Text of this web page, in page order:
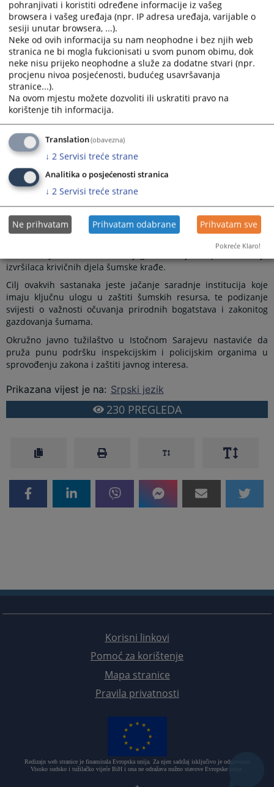
javnog tužilaštva u Istočnom Sarajevu, održali su sastanak
operativnog foruma sa Glavnim republičkim šumarskim
inspektorom, na kojem su prisustvovali predstavnici Policijskih
uprava Istočno Sarajevo, Zvornik i Foča, na temu “Unapređenje
međusobne saradnje u cilju povećanja efikasnosti rada
tužilašva i policijskih uprava na otkrivanju i procesuiranju
koruptivnih krivičnih djela, sa posebnim osvrtom na
zloupotrebe upravljanje i gazdovanje šumama i šumskim
zemljištem“.
Na sastanku su razmatrani dosadašnji rezultati u borbi protiv
šumskih krađa, kao i izazovi sa kojima se nadležne institucije
suočavaju u praksi, posebno u pogledu prikupljanja dokaza i
efikasne razmjene informacija između inspekcijskih organa,
policije i tužilaštva.
Predstavnici Okružnog javnog tužilaštva istakli su značaj
pravovremene i kvalitetne dokumentacije u fazi inspekcijskog
nadzora, kako bi se obezbijedili svi elementi za pokretanje
krivičnih postupaka. Dogovoreno je da se u narednom periodu
nastavi sa zajedničkim aktivnostima, obukama i operativnim
izvršilaca krivičnih djela šumske krađe.
Cilj ovakvih sastanaka jeste jačanje saradnje institucija koje
imaju ključnu ulogu u zaštiti šumskih resursa, te podizanje
svijesti o važnosti očuvanja prirodnih bogatstava i zakonitog
gazdovanja šumama.
Okružno javno tužilaštvo u Istočnom Sarajevu nastaviće da
pruža punu podršku inspekcijskim i policijskim organima u
sprovođenju zakona i zaštiti javnog interesa.
Prikazana vijest je na: Srpski jezik
230PREGLEDA
Korisni linkovi
Pomoć za korištenje
Mapa stranice
Pravila privatnosti
Redizajn web stranice je finansirala Evropska unija. Za njen sadržaj isključivo je odgovorno
Visoko sudsko i tužilačko vijeće BiH i ona ne odražava nužno stavove Evropske unije.
pohranjivati i koristiti određene informacije iz vašeg
browsera i vašeg uređaja (npr. IP adresa uređaja, varijable o
sesiji unutar browsera, ...).
Neke od ovih informacija su nam neophodne i bez njih web
stranica ne bi mogla fukcionisati u svom punom obimu, dok
neke nisu prijeko neophodne a služe za dodatne stvari (npr.
procjenu nivoa posjećenosti, budućeg usavršavanja
stranice...).
Na ovom mjestu možete dozvoliti ili uskratiti pravo na
korištenje tih informacija.
Translation(obavezna)
↓ 2 Servisi treće strane
Analitika o posjećenosti stranica
↓ 2 Servisi treće strane
Ne prihvatam Prihvatam odabrane Prihvatam sve
Pokreće Klaro!